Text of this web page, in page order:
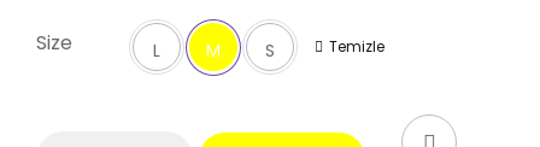
Size L M S Temizle